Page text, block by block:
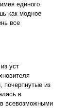
единого
как модное
все
уст
почерпнутые из
в
всевозможными